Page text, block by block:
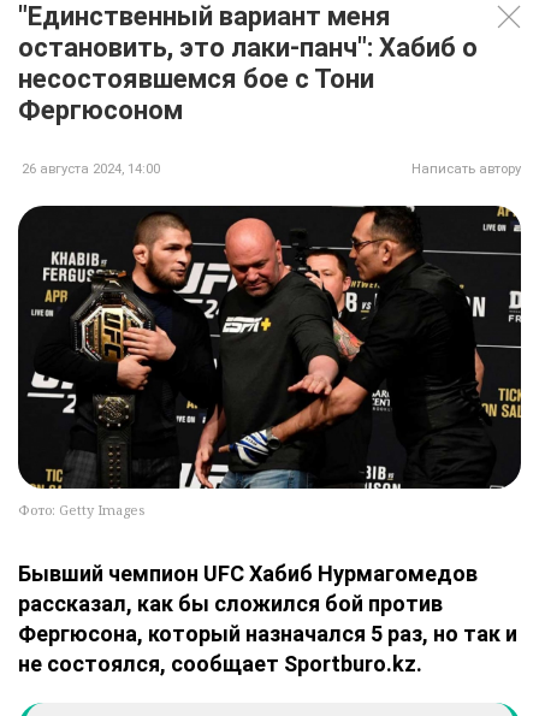
"Единственный вариант меня
остановить, это лаки-панч": Хабиб о
несостоявшемся бое с Тони
Фергюсоном
26 августа 2024, 14:00 Написать автору
Фото: Getty Images
Бывший чемпион UFC Хабиб Нурмагомедов
рассказал, как бы сложился бой против
Фергюсона, который назначался 5 раз, но так и
не состоялся, сообщает Sportburo.kz.